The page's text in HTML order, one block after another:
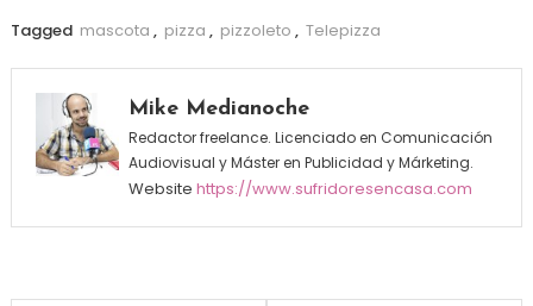
Tagged mascota , pizza , pizzoleto , Telepizza
Mike Medianoche
Redactor freelance. Licenciado en Comunicación
Audiovisual y Máster en Publicidad y Márketing.
Website https://www.sufridoresencasa.com